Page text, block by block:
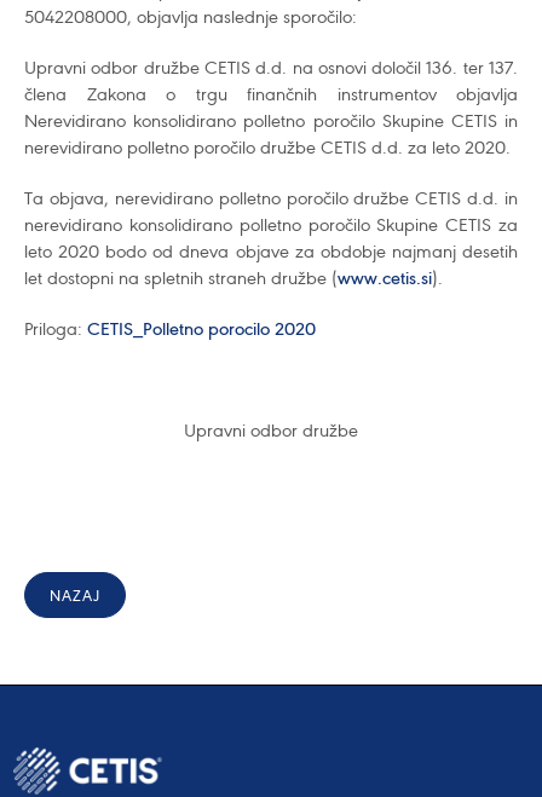
5042208000, objavlja naslednje sporočilo:
Upravni odbor družbe CETIS d.d. na osnovi določil 136. ter 137.
člena Zakona o trgu finančnih instrumentov objavlja
Nerevidirano konsolidirano polletno poročilo Skupine CETIS in
nerevidirano polletno poročilo družbe CETIS d.d. za leto 2020.
Ta objava, nerevidirano polletno poročilo družbe CETIS d.d. in
nerevidirano konsolidirano polletno poročilo Skupine CETIS za
leto 2020 bodo od dneva objave za obdobje najmanj desetih
let dostopni na spletnih straneh družbe (www.cetis.si).
Priloga: CETIS_Polletno porocilo 2020
Upravni odbor družbe
NAZAJ